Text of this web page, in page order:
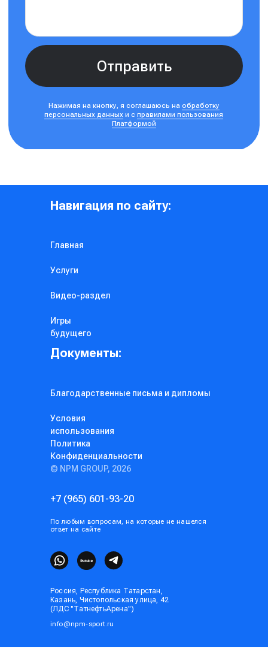
+7 (965) 601-93-20
Россия, Республика Татарстан,
Казань, Чистопольская улица, 42
(ЛДС "ТатнефтьАрена")
info@npm-sport.ru
Навигация по сайту:
Документы:
Главная
Услуги
Видео-раздел
Игры
будущего
Благодарственные письма и дипломы
Условия
использования
Политика
Конфиденциальности
© NPM GROUP, 2026
По любым вопросам, на которые не нашелся
ответ на сайте